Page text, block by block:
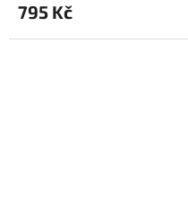
795 Kč